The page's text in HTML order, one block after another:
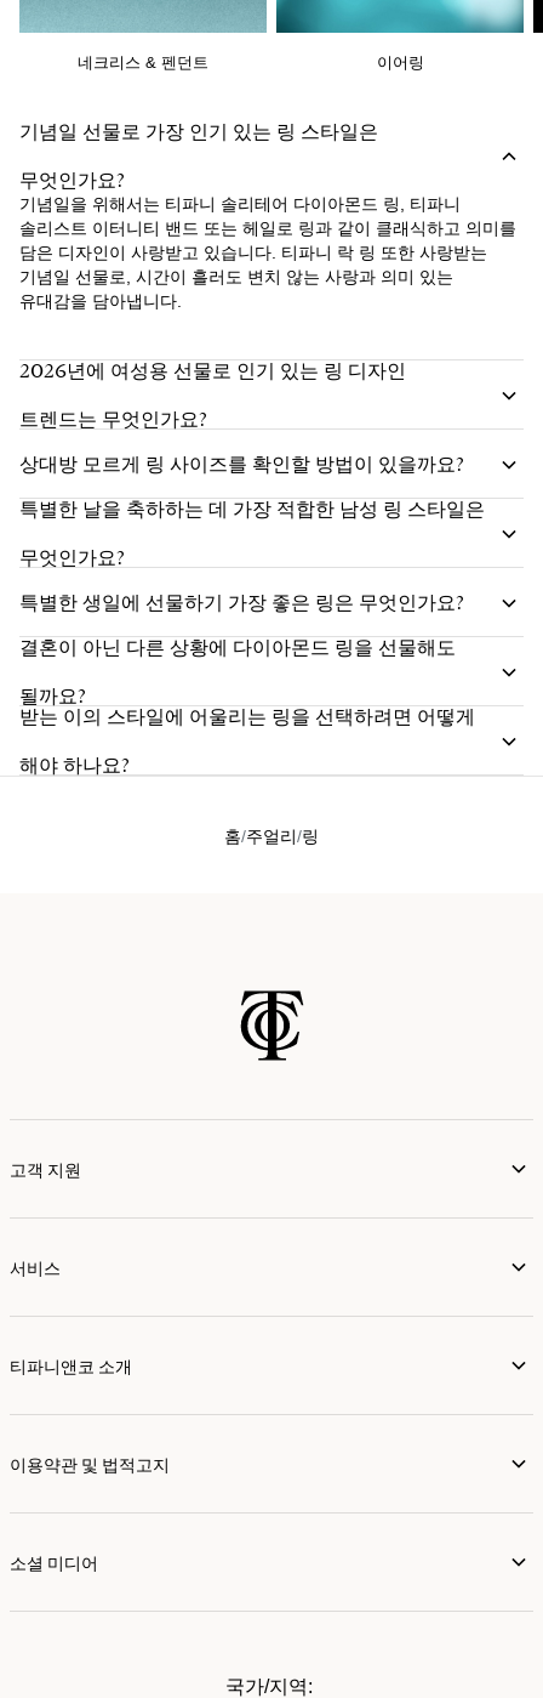
네크리스 & 펜던트 이어링
기념일 선물로 가장 인기 있는 링 스타일은
무엇인가요?
기념일을 위해서는 티파니 솔리테어 다이아몬드 링, 티파니
솔리스트 이터니티 밴드 또는 헤일로 링과 같이 클래식하고 의미를
담은 디자인이 사랑받고 있습니다. 티파니 락 링 또한 사랑받는
기념일 선물로, 시간이 흘러도 변치 않는 사랑과 의미 있는
유대감을 담아냅니다.
2026년에 여성용 선물로 인기 있는 링 디자인
트렌드는 무엇인가요?
상대방 모르게 링 사이즈를 확인할 방법이 있을까요?
특별한 날을 축하하는 데 가장 적합한 남성 링 스타일은
무엇인가요?
특별한 생일에 선물하기 가장 좋은 링은 무엇인가요?
결혼이 아닌 다른 상황에 다이아몬드 링을 선물해도
될까요?
받는 이의 스타일에 어울리는 링을 선택하려면 어떻게
해야 하나요?
홈 주얼리 링
고객 지원
서비스
티파니앤코 소개
이용약관 및 법적고지
소셜 미디어
국가/지역: